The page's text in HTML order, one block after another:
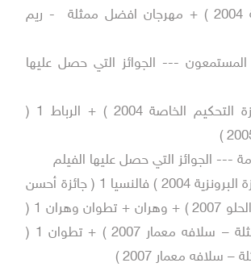
الشعلة البرونزية 2004 ) + مهرجان افضل ممثلة - ريم
--- الجوائز التي حصل عليها
دمشق 1 ( جائزة التحكيم الخاصة 2004 ) + الرباط 1 (
الجوائز التي حصل عليها الفيلم
دمشق 1 ( الجائزة البرونزية 2004 ) فالنسيا 1 ( جائزة أحسن
ممثل - فارس الحلو 2007 ) + وهران + تطوان وهران 1 (
جائزة أفضل ممثلة – سلافه معمار 2007 ) + تطوان 1 (
معمار 2007 )